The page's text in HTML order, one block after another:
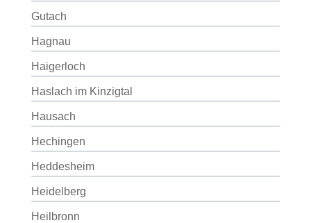
Gutach
Hagnau
Haigerloch
Haslach im Kinzigtal
Hausach
Hechingen
Heddesheim
Heidelberg
Heilbronn